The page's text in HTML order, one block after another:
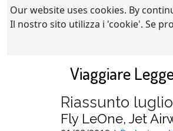
Our website uses cookies. By
Il nostro sito utilizza i 'cookie'. Se
Viaggiare
Riassunto
Fly LeOne, Jet